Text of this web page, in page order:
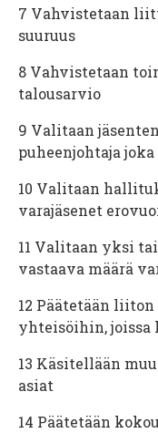
7 Vahvistetaan
suuruus
8 Vahvistetaan
talousarvio
9 Valitaan
puheenjohtaja
10 Valitaan
varajäsenet
11 Valitaan yksi
vastaava määrä
12 Päätetään
yhteisöihin, joissa
13 Käsitellään
asiat
14 Päätetään